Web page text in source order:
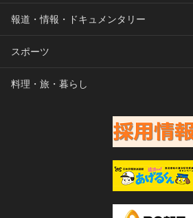
報道・情報・ドキュメンタリー
スポーツ
料理・旅・暮らし